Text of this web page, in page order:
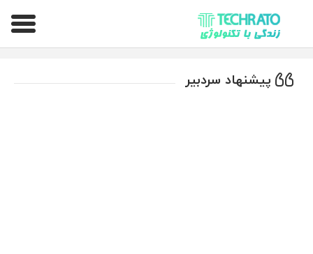
تکراتو – زندگی با تکنولوژی
پیشنهاد سردبیر